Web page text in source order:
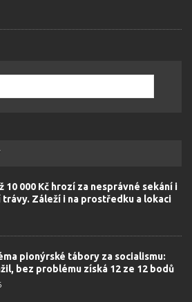
10 000 Kč hrozí za nesprávné sekání i
trávy. Záleží i na prostředku a lokaci
pionýrské tábory za socialismu:
bez problému získá 12 ze 12 bodů